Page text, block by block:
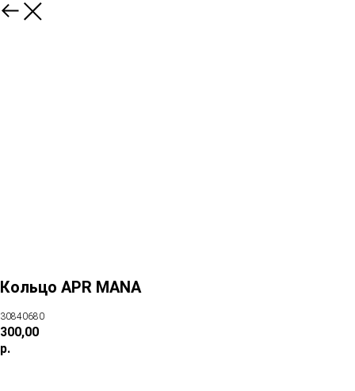
Кольцо APR MANA
30840680
300,00
р.